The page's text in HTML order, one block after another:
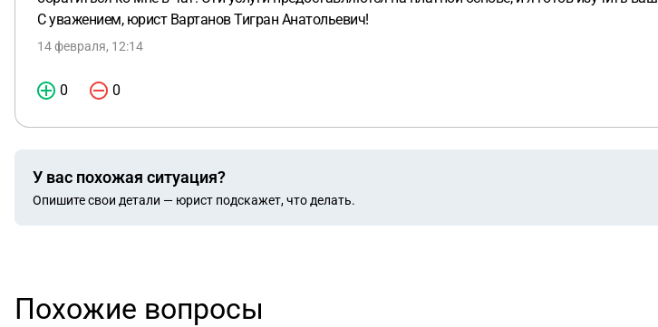
С уважением, юрист Вартанов Тигран Анатольевич!
14 февраля, 12:14
0 0
У вас похожая ситуация?
Опишите свои детали — юрист подскажет, что делать.
Похожие вопросы